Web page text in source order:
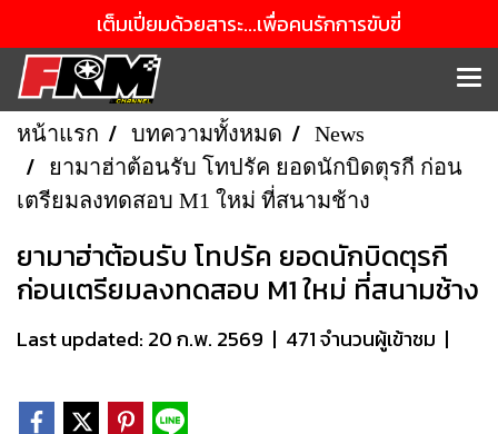
เต็มเปี่ยมด้วยสาระ...เพื่อคนรักการขับขี่
หน้าแรก บทความทั้งหมด
News
ยามาฮ่าต้อนรับ โทปรัค ยอดนักบิดตุรกี ก่อน
เตรียมลงทดสอบ M1 ใหม่ ที่สนามช้าง
ยามาฮ่าต้อนรับ โทปรัค ยอดนักบิดตุรกี
ก่อนเตรียมลงทดสอบ M1 ใหม่ ที่สนามช้าง
Last updated: 20 ก.พ. 2569 | 471 จำนวนผู้เข้าชม |